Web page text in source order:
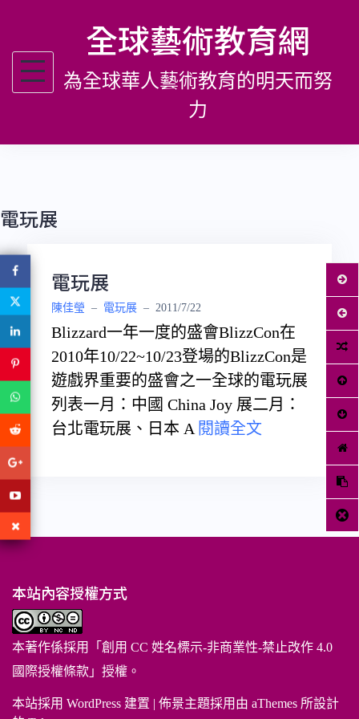
主
全球藝術教育網
為全球華人藝術教育的明天而努
力
電玩展
電玩展
陳佳瑩 – 電玩展 – 2011/7/22
Blizzard一年一度的盛會BlizzCon在
2010年10/22~10/23登場的BlizzCon是
遊戲界重要的盛會之一全球的電玩展
列表一月：中國 China Joy 展二月：
台北電玩展、日本 A 閱讀全文
本站內容授權方式
本著作係採用「 創用 CC 姓名標示-非商業性-禁止改作 4.0
國際授權條款 」授權。
本站採用 WordPress 建置 | 佈景主題採用由 aThemes 所設計